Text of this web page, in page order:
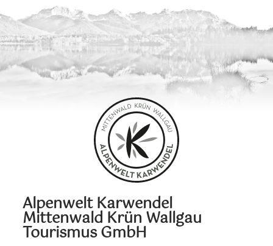
Alpenwelt Karwendel
Mittenwald Krün Wallgau
Tourismus GmbH